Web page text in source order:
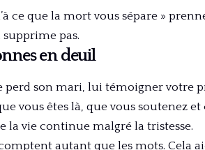
ce que la mort vous sépare »
pas.
en deuil
son mari, lui témoigner votre
vous êtes là, que vous soutenez et
la vie continue malgré la tristesse.
autant que les mots. Cela